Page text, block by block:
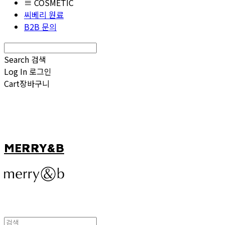
씨베리 원료
B2B 문의
Search 검색
Log In 로그인
Cart장바구니
MERRY&B